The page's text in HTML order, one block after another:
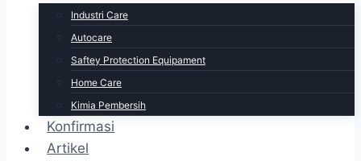
Industri Care
Autocare
Saftey Protection Equipament
Home Care
Kimia Pembersih
Konfirmasi
Artikel